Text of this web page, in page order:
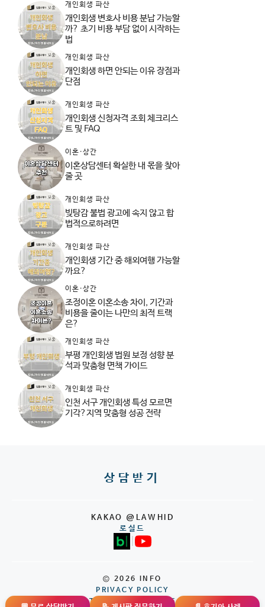
개인회생 파산
개인회생 변호사 비용 분납 가능할
까? 초기 비용 부담 없이 시작하는
법
개인회생 파산
개인회생 하면 안되는 이유 장점과
단점
개인회생 파산
개인회생 신청자격 조회 체크리스
트 및 FAQ
이혼·상간
이혼상담센터 확실한 내 몫을 찾아
줄 곳
개인회생 파산
빚탕감 불법 광고에 속지 않고 합
법적으로하려면
개인회생 파산
개인회생 기간 중 해외여행 가능할
까요?
이혼·상간
조정이혼 이혼소송 차이, 기간과
비용을 줄이는 나만의 최적 트랙
은?
개인회생 파산
부평 개인회생 법원 보정 성향 분
석과 맞춤형 면책 가이드
개인회생 파산
인천 서구 개인회생 특성 모르면
기각?지역 맞춤형 성공 전략
상담받기
KAKAO @LAWHID
로실드
© 2026 INFO
PRIVACY POLICY
TERMS OF SERVICE